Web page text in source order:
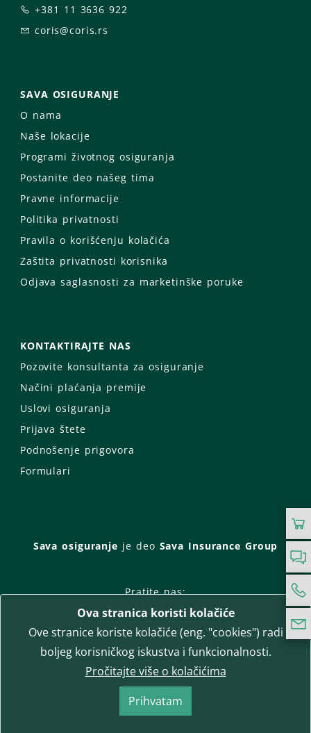
+381 11 3636 922
coris@coris.rs
SAVA OSIGURANJE
O nama
Naše lokacije
Programi životnog osiguranja
Postanite deo našeg tima
Pravne informacije
Politika privatnosti
Pravila o korišćenju kolačića
Zaštita privatnosti korisnika
Odjava saglasnosti za marketinške poruke
KONTAKTIRAJTE NAS
Pozovite konsultanta za osiguranje
Načini plaćanja premije
Uslovi osiguranja
Prijava štete
Podnošenje prigovora
Formulari
Sava osiguranje je deo Sava Insurance Group
Pratite nas:
Facebook
Instagram
LinkedIn
Twitter
YouTube
WhatsApp
T-media d.o.o. | napredne komunikacije
Ova stranica koristi kolačiće
Ove stranice koriste kolačiće (eng. "cookies") radi
boljeg korisničkog iskustva i funkcionalnosti.
Pročitajte više o kolačićima
Prihvatam